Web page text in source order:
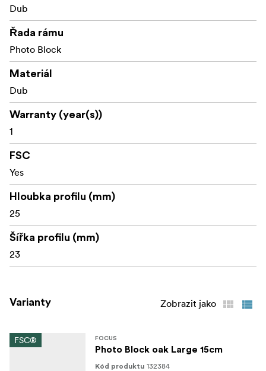
Dub
Řada rámu
Photo Block
Materiál
Dub
Warranty (year(s))
1
FSC
Yes
Hloubka profilu (mm)
25
Šířka profilu (mm)
23
Varianty Zobrazit jako
FSC® FOCUS
Photo Block oak Large 15cm
Kód produktu 132384